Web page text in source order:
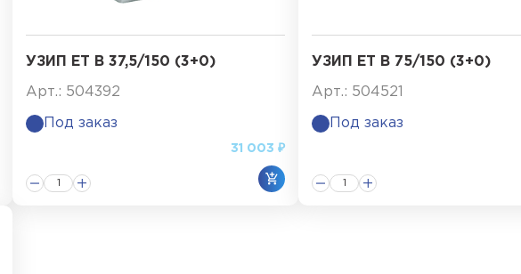
УЗИП ET B 37,5/150 (3+0)
Арт.: 504392
Под заказ
31 003 ₽
УЗИП ET B 75/150 (3+0)
Арт.: 504521
Под заказ